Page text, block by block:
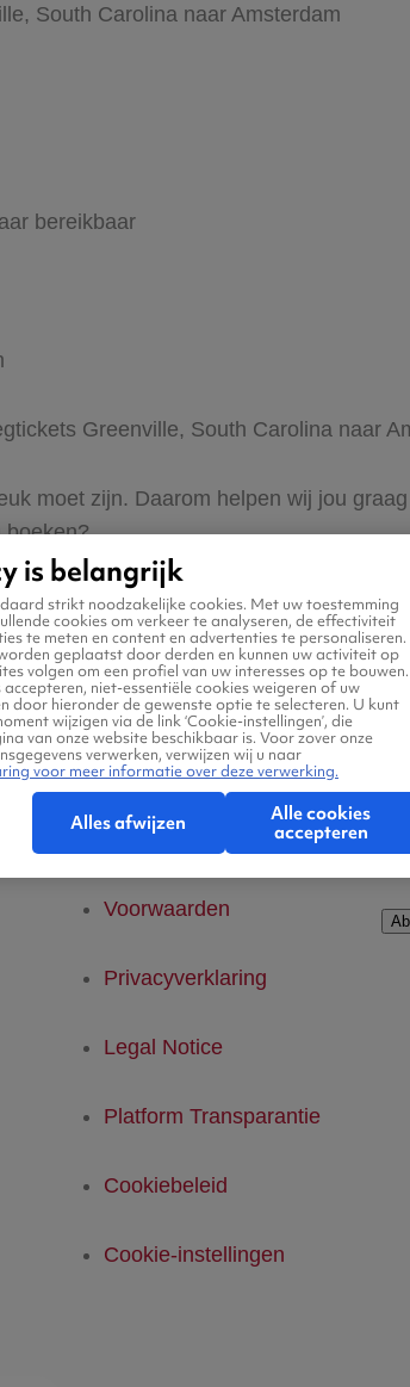
South Carolina naar Amsterdam
bereikbaar
Greenville, South Carolina naar
moet zijn. Daarom helpen wij jou
boeken?
Kleine lettertjes
Voorwaarden
Privacyverklaring
Legal Notice
Platform Transparantie
Cookiebeleid
Cookie-instellingen
is belangrijk
strikt noodzakelijke cookies. Met uw toestemming
cookies om verkeer te analyseren, de effectiviteit
te meten en content en advertenties te personaliseren.
geplaatst door derden en kunnen uw activiteit op
volgen om een profiel van uw interesses op te bouwen.
niet-essentiële cookies weigeren of uw
door hieronder de gewenste optie te selecteren. U kunt
wijzigen via de link ‘Cookie-instellingen’, die
van onze website beschikbaar is. Voor zover onze
verwerken, verwijzen wij u naar
voor meer informatie over deze verwerking.
Alles afwijzen
Alle cookies
accepteren